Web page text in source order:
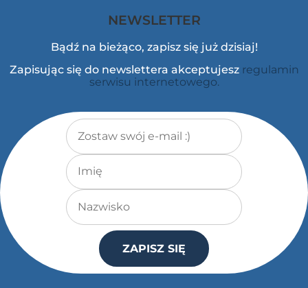
NEWSLETTER
Bądź na bieżąco, zapisz się już dzisiaj!
Zapisując się do newslettera akceptujesz regulamin
serwisu internetowego.
Adres e-mail*
Imię
Nazwisko
ZAPISZ SIĘ